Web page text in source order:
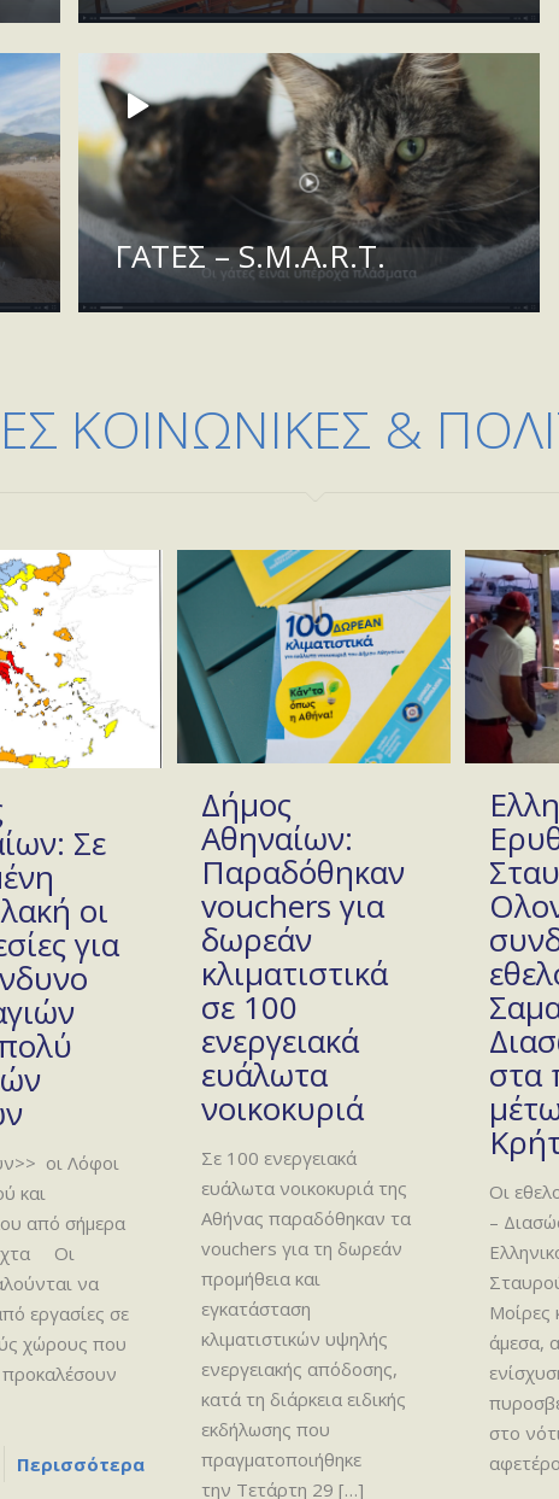
ΓΑΤΕΣ – S.M.A.R.T.
ΚΟΙΝΩΝΙΚΕΣ &
Σε
οι
για
οι Λόφοι
και
από σήμερα
Οι
να
εργασίες σε
χώρους που
Περισσότερα
Δήμος
Αθηναίων:
Παραδόθηκαν
vouchers για
δωρεάν
κλιματιστικά
σε 100
ενεργειακά
ευάλωτα
νοικοκυριά
Σε 100 ενεργειακά
ευάλωτα νοικοκυριά της
Αθήνας παραδόθηκαν τα
vouchers για τη δωρεάν
προμήθεια και
εγκατάσταση
κλιματιστικών υψηλής
ενεργειακής απόδοσης,
κατά τη διάρκεια ειδικής
εκδήλωσης που
πραγματοποιήθηκε
την Τετάρτη 29 […]
στα
Οι
–
Μοίρες
άμεσα,
στο